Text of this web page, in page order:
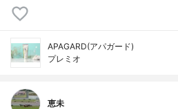
APAGARD(アパガード)
プレミオ
恵未